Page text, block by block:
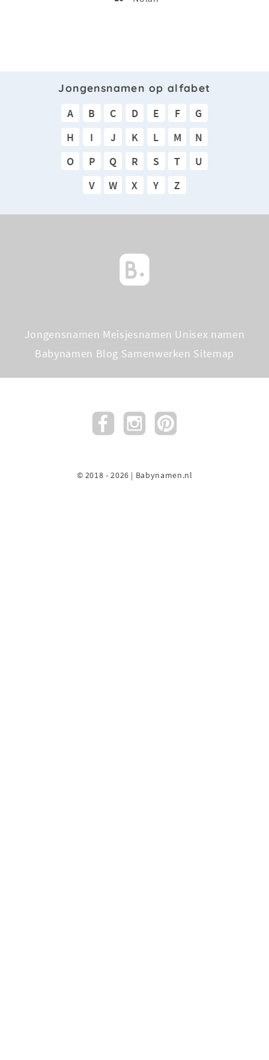
Jongensnamen op alfabet
A B C D E F
G
H
I J K L M
N
O
P Q R S T
U
V
W X Y Z
Jongensnamen Meisjesnamen Unisex namen
Babynamen Blog Samenwerken Sitemap
© 2018 - 2026 | Babynamen.nl